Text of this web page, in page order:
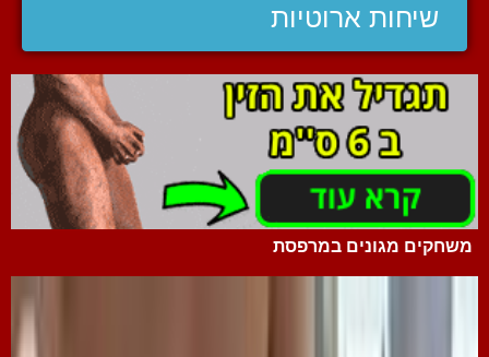
שיחות ארוטיות
משחקים מגונים במרפסת